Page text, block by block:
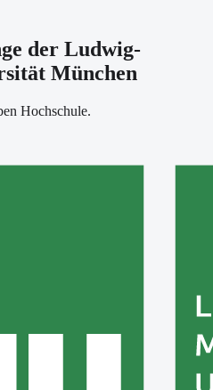
der Ludwig-
München
Hochschule.